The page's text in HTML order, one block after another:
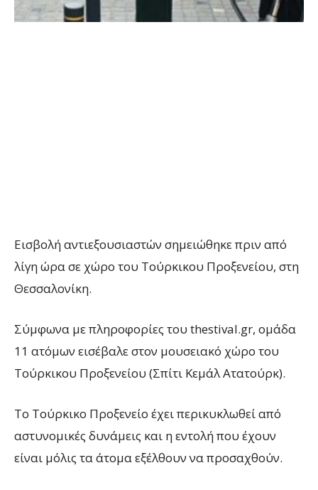
Εισβολή αντιεξουσιαστών σημειώθηκε πριν από
λίγη ώρα σε χώρο του Τούρκικου Προξενείου, στη
Θεσσαλονίκη.
Σύμφωνα με πληροφορίες του thestival.gr, ομάδα
11 ατόμων εισέβαλε στον μουσειακό χώρο του
Τούρκικου Προξενείου (Σπίτι Κεμάλ Ατατούρκ).
Το Τούρκικο Προξενείο έχει περικυκλωθεί από
αστυνομικές δυνάμεις και η εντολή που έχουν
είναι μόλις τα άτομα εξέλθουν να προσαχθούν.